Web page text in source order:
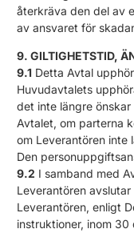
återkräva den del av
av ansvaret för
9. GILTIGHETSTID,
9.1 Detta Avtal
Huvudavtalets
det inte längre
Avtalet, om parterna
om Leverantören inte
Den
9.2 I samband med
Leverantören
Leverantören, enligt
instruktioner, inom